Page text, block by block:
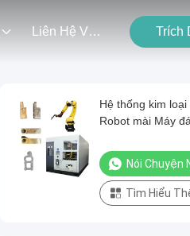
Liên Hệ Với Chúng Tôi Trích
Hệ thống kim
Robot mài Máy
Deburring
Nói Chuyện
Tìm Hiểu